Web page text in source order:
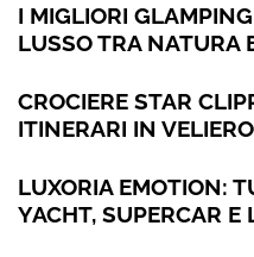
I MIGLIORI
LUSSO TRA NATURA
CROCIERE STAR
ITINERARI IN
LUXORIA EMOTION:
YACHT, SUPERCAR